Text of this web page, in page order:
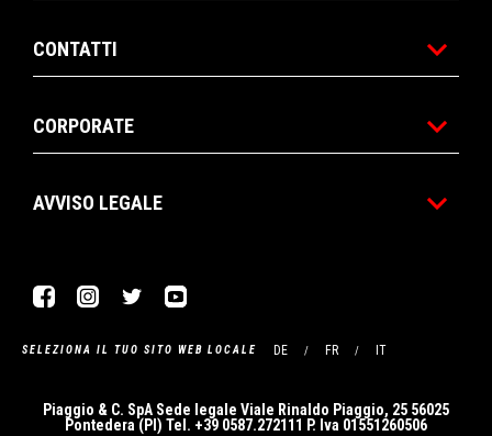
CONTATTI
CORPORATE
AVVISO LEGALE
FacebookInstagram
Twitter
SELEZIONA IL TUO SITO WEB LOCALE DE FR IT
Piaggio & C. SpA Sede legale Viale Rinaldo Piaggio, 25 56025
Pontedera (PI) Tel. +39 0587.272111 P. Iva 01551260506